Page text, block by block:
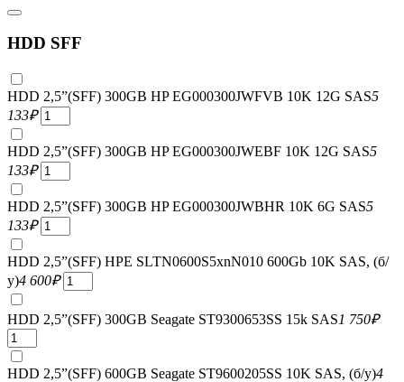
HDD SFF
HDD 2,5”(SFF) 300GB HP EG000300JWFVB 10K 12G SAS5
133₽
HDD 2,5”(SFF) 300GB HP EG000300JWEBF 10K 12G SAS5
133₽
HDD 2,5”(SFF) 300GB HP EG000300JWBHR 10K 6G SAS5
133₽
HDD 2,5”(SFF) HPE SLTN0600S5xnN010 600Gb 10K SAS, (б/
у)4 600₽
HDD 2,5”(SFF) 300GB Seagate ST9300653SS 15k SAS1 750₽
HDD 2,5”(SFF) 600GB Seagate ST9600205SS 10K SAS, (б/у)4